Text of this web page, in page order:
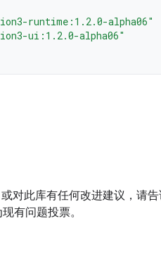
runtime:1.2.0-alpha06"
ui:1.2.0-alpha06"
对此库有任何改进建议，请
有问题投票。